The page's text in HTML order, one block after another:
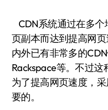
CDN系统通过在多
页副本而达到提高网
内外已有非常多的
Rackspace等。不过
为了提高网页速度，
要的。